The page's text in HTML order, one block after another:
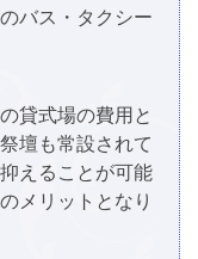
バス・タクシー
貸式場の費用と
壇も常設されて
えることが可能
メリットとなり